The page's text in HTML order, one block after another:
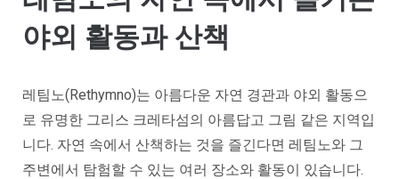
야외 활동과 산책
레팀노(Rethymno)는 아름다운 자연 경관과 야외 활동으
로 유명한 그리스 크레타섬의 아름답고 그림 같은 지역입
니다. 자연 속에서 산책하는 것을 즐긴다면 레팀노와 그
주변에서 탐험할 수 있는 여러 장소와 활동이 있습니다.